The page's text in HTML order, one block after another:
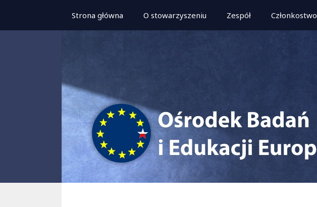
treści
Strona główna O stowarzyszeniu Zespół Członkostwo